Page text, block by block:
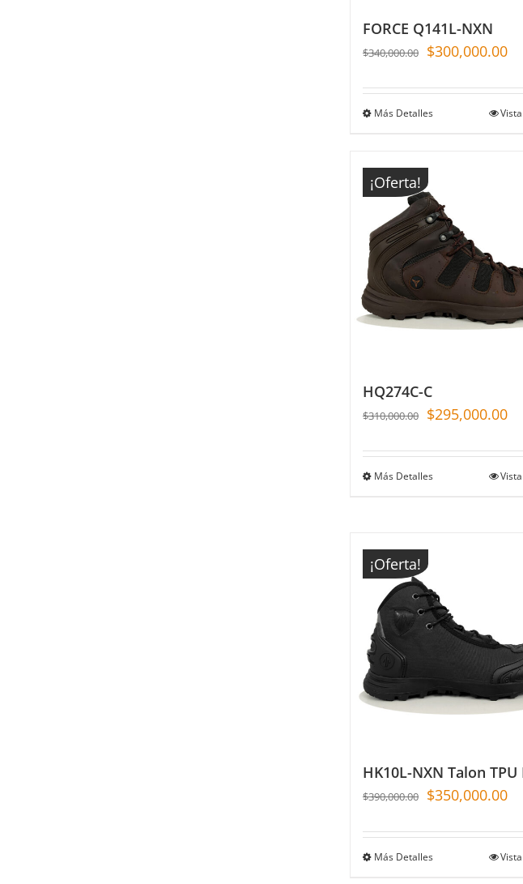
FORCE Q141L-NXN
$340,000.00 $300,000.00
Más Detalles
¡Oferta!
HQ274C-C
$310,000.00 $295,000.00
Más Detalles
¡Oferta!
HK10L-NXN Talon TPU
$390,000.00 $350,000.00
Más Detalles